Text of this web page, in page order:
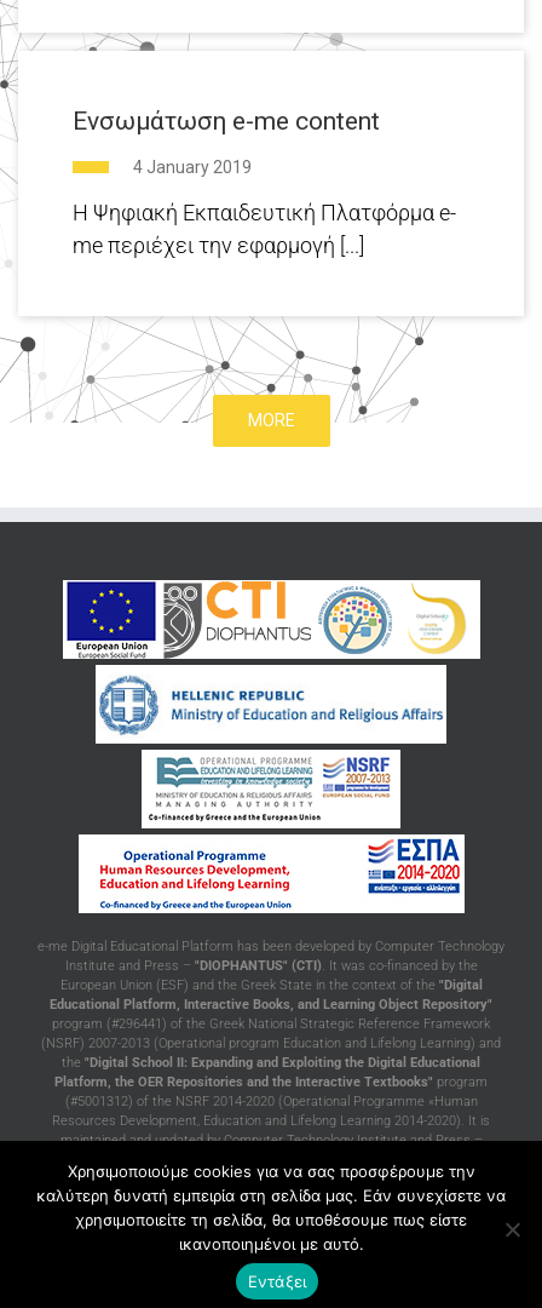
Ενσωμάτωση e-me content
4 January 2019
H Ψηφιακή Εκπαιδευτική Πλατφόρμα e-
me περιέχει την εφαρμογή [...]
MORE
e-me Digital Educational Platform has been developed by Computer Technology
Institute and Press – "DIOPHANTUS" (CTI). It was co-financed by the
European Union (ESF) and the Greek State in the context of the "Digital
Educational Platform, Interactive Books, and Learning Object Repository"
program (#296441) of the Greek National Strategic Reference Framework
(NSRF) 2007-2013 (Operational program Education and Lifelong Learning) and
the "Digital School II: Expanding and Exploiting the Digital Educational
Platform, the OER Repositories and the Interactive Textbooks" program
(#5001312) of the NSRF 2014-2020 (Operational Programme «Human
Resources Development, Education and Lifelong Learning 2014-2020). It is
maintained and updated by Computer Technology Institute and Press –
Religious Affairs, in the context of the project of support and maintenance of
services of the Greek Ministry of Education and Religious Affairs.
Χρησιμοποιούμε cookies για να σας προσφέρουμε την
καλύτερη δυνατή εμπειρία στη σελίδα μας. Εάν συνεχίσετε να
χρησιμοποιείτε τη σελίδα, θα υποθέσουμε πως είστε
ικανοποιημένοι με αυτό.
Εντάξει